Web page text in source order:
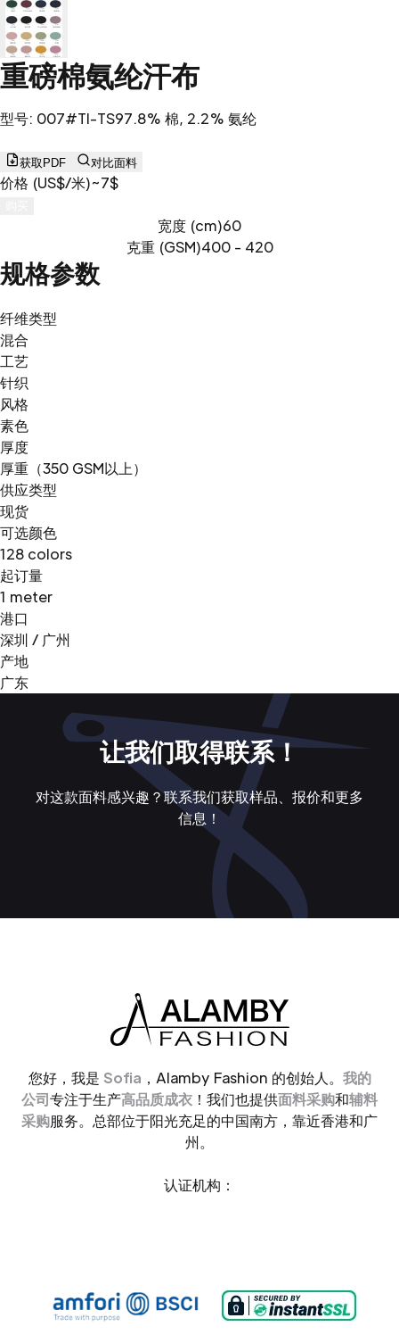
重磅棉氨纶汗布
型号: 007#TI-TS97.8% 棉, 2.2% 氨纶
获取PDF 对比面料
价格 (US$/米)~7$
宽度 (cm)60
克重 (GSM)400 - 420
规格参数
纤维类型
混合
工艺
针织
风格
素色
厚度
厚重（350 GSM以上）
供应类型
现货
可选颜色
128 colors
起订量
1 meter
港口
深圳 / 广州
产地
广东
让我们取得联系！
对这款面料感兴趣？联系我们获取样品、报价和更多
信息！
您好，我是 Sofia ，Alamby Fashion 的创始人。 我的
公司专注于生产高品质成衣 ！我们也提供面料采购和辅料
采购服务。总部位于阳光充足的中国南方，靠近香港和广
州。
认证机构：